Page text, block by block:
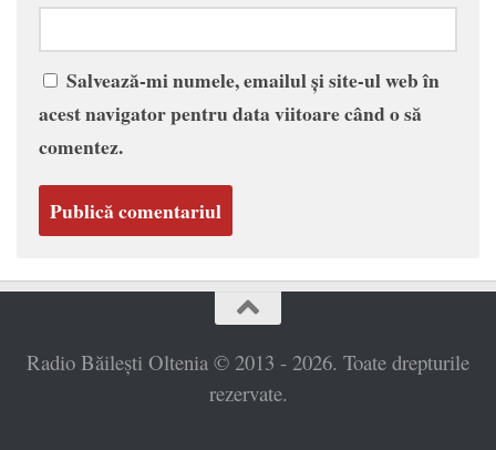
Salvează-mi numele, emailul și site-ul web în
acest navigator pentru data viitoare când o să
comentez.
Radio Băilești Oltenia © 2013 - 2026. Toate drepturile
rezervate.